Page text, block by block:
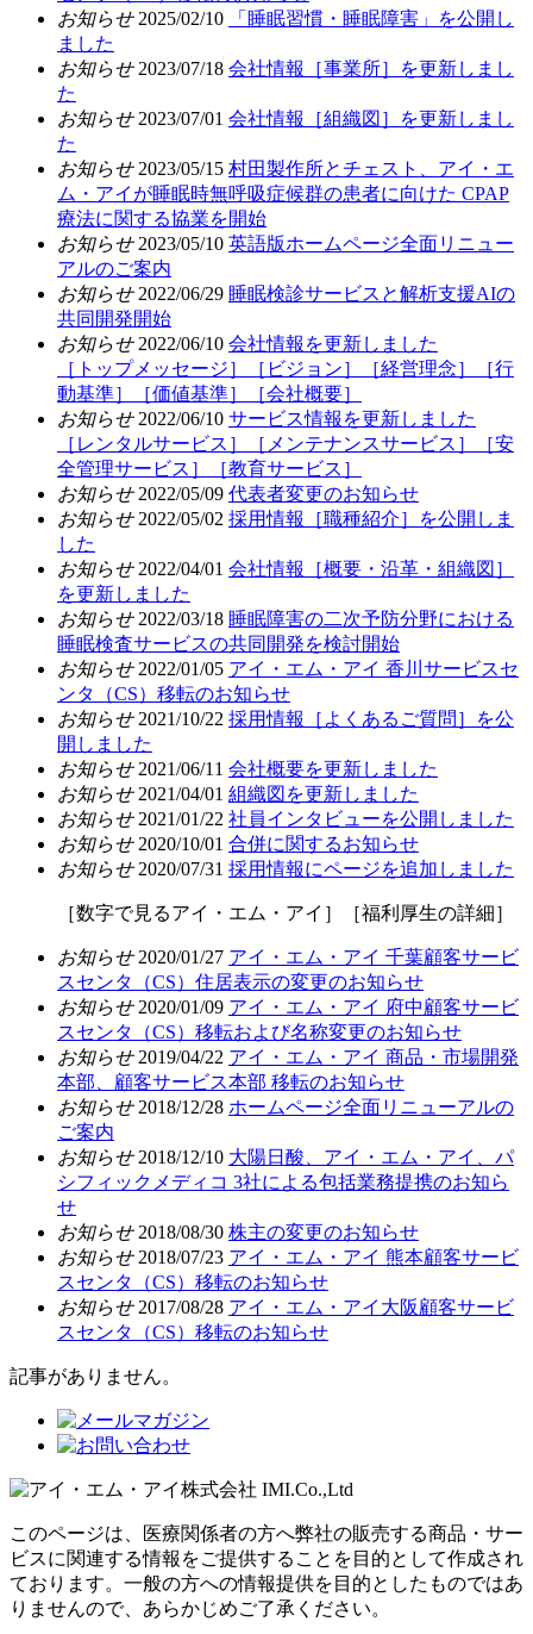
お知らせ 2025/02/10
「睡眠習慣・睡眠障害」を公開し
ました
お知らせ 2023/07/18 会社情報［事業所］を更新しまし
た
お知らせ 2023/07/01 会社情報［組織図］を更新しまし
た
お知らせ 2023/05/15 村田製作所とチェスト、アイ・エ
ム・アイが睡眠時無呼吸症候群の患者に向けた CPAP
療法に関する協業を開始
お知らせ 2023/05/10 英語版ホームページ全面リニュー
アルのご案内
お知らせ 2022/06/29 睡眠検診サービスと解析支援AIの
共同開発開始
お知らせ 2022/06/10 会社情報を更新しました
［トップメッセージ］［ビジョン］［経営理念］［行
動基準］［価値基準］［会社概要］
お知らせ 2022/06/10 サービス情報を更新しました
［レンタルサービス］［メンテナンスサービス］［安
全管理サービス］［教育サービス］
お知らせ 2022/05/09 代表者変更のお知らせ
お知らせ 2022/05/02 採用情報［職種紹介］を公開しま
した
お知らせ 2022/04/01 会社情報［概要・沿革・組織図］
を更新しました
お知らせ 2022/03/18 睡眠障害の二次予防分野における
睡眠検査サービスの共同開発を検討開始
お知らせ 2022/01/05 アイ・エム・アイ 香川サービスセ
ンタ（CS）移転のお知らせ
お知らせ 2021/10/22 採用情報［よくあるご質問］を公
開しました
お知らせ 2021/06/11 会社概要を更新しました
お知らせ 2021/04/01 組織図を更新しました
お知らせ 2021/01/22 社員インタビューを公開しました
お知らせ 2020/10/01 合併に関するお知らせ
お知らせ 2020/07/31 採用情報にページを追加しました
［数字で見るアイ・エム・アイ］［福利厚生の詳細］
お知らせ 2020/01/27 アイ・エム・アイ 千葉顧客サービ
スセンタ（CS）住居表示の変更のお知らせ
お知らせ 2020/01/09 アイ・エム・アイ 府中顧客サービ
スセンタ（CS）移転および名称変更のお知らせ
お知らせ 2019/04/22 アイ・エム・アイ 商品・市場開発
本部、顧客サービス本部 移転のお知らせ
お知らせ 2018/12/28 ホームページ全面リニューアルの
ご案内
お知らせ 2018/12/10 大陽日酸、アイ・エム・アイ、パ
シフィックメディコ 3社による包括業務提携のお知ら
せ
お知らせ 2018/08/30 株主の変更のお知らせ
お知らせ 2018/07/23 アイ・エム・アイ 熊本顧客サービ
スセンタ（CS）移転のお知らせ
お知らせ 2017/08/28 アイ・エム・アイ大阪顧客サービ
スセンタ（CS）移転のお知らせ
記事がありません。
このページは、医療関係者の方へ弊社の販売する商品・サー
ビスに関連する情報をご提供することを目的として作成され
ております。一般の方への情報提供を目的としたものではあ
りませんので、あらかじめご了承ください。